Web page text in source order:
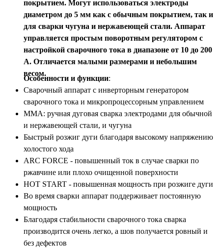
покрытием. Могут использоваться электроды
диаметром до 5 мм как с обычным покрытием, так и
для сварки чугуна и нержавеющей стали. Аппарат
управляется простым поворотным регулятором с
настройкой сварочного тока в диапазоне от 10 до 200
А. Отличается малыми размерами и небольшим
весом.
Особенности и функции:
Сварочный аппарат с инверторным генератором
сварочного тока и микропроцессорным управлением
MMA: ручная дуговая сварка электродами для обычной
и нержавеющей стали, и чугуна
Быстрый розжиг дуги благодаря высокому напряжению
холостого хода
ARC FORCE - повышенный ток в случае сварки по
ржавчине или плохо очищенной поверхности
HOT START - повышенная мощность при розжиге дуги
Во время сварки аппарат поддерживает постоянную
мощность
Благодаря стабильности сварочного тока сварка
производится очень легко, а шов получается ровный и
без дефектов